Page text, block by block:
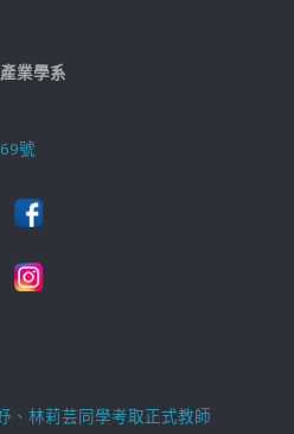
業學系
號
、林莉芸同學考取正式教師